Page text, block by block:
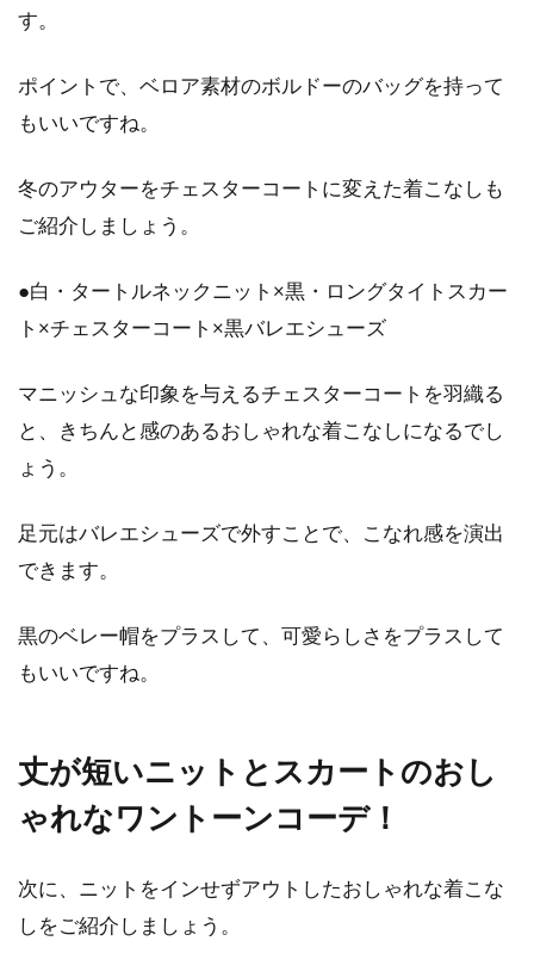
容易です...
す。
ポイントで、ベロア素材のボルドーのバッグを持って
もいいですね。
冬のアウターをチェスターコートに変えた着こなしも
ご紹介しましょう。
●白・タートルネックニット×黒・ロングタイトスカー
ト×チェスターコート×黒バレエシューズ
マニッシュな印象を与えるチェスターコートを羽織る
と、きちんと感のあるおしゃれな着こなしになるでし
ょう。
足元はバレエシューズで外すことで、こなれ感を演出
できます。
黒のベレー帽をプラスして、可愛らしさをプラスして
もいいですね。
丈が短いニットとスカートのおし
ゃれなワントーンコーデ！
次に、ニットをインせずアウトしたおしゃれな着こな
しをご紹介しましょう。